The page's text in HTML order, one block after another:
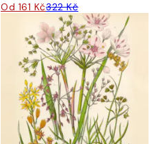
Od 161 Kč322 Kč